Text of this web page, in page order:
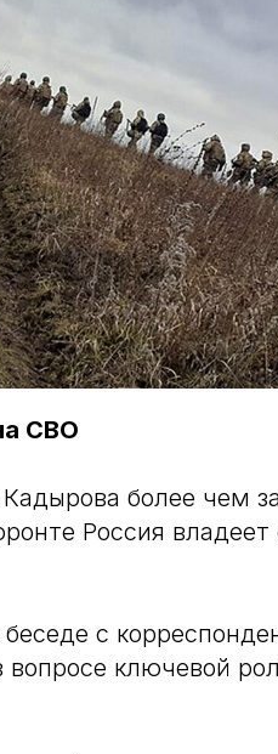
СВО
более чем
Россия владеет
беседе с
ключевой